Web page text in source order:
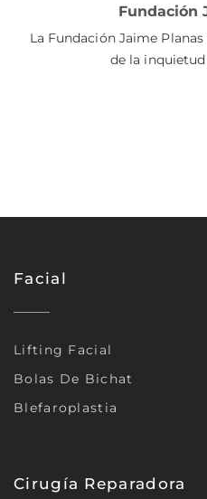
Fundación
La Fundación Jaime
de la
Facial
Lifting Facial
Bolas De Bichat
Blefaroplastia
Cirugía Reparadora